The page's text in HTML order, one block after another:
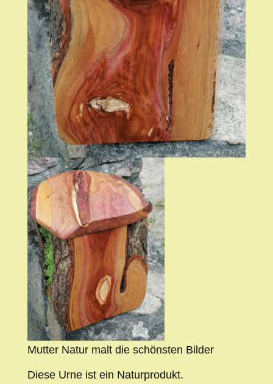
Mutter Natur malt die schönsten Bilder
Diese Urne ist ein Naturprodukt.